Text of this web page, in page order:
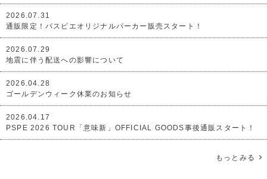
2026.07.31
通販限定！パスピエオリジナルパーカー販売スタート！
2026.07.29
地震に伴う配送への影響について
2026.04.28
ゴールデンウィーク休業のお知らせ
2026.04.17
PSPE 2026 TOUR「意味新」OFFICIAL GOODS事後通販スタート！
もっとみる